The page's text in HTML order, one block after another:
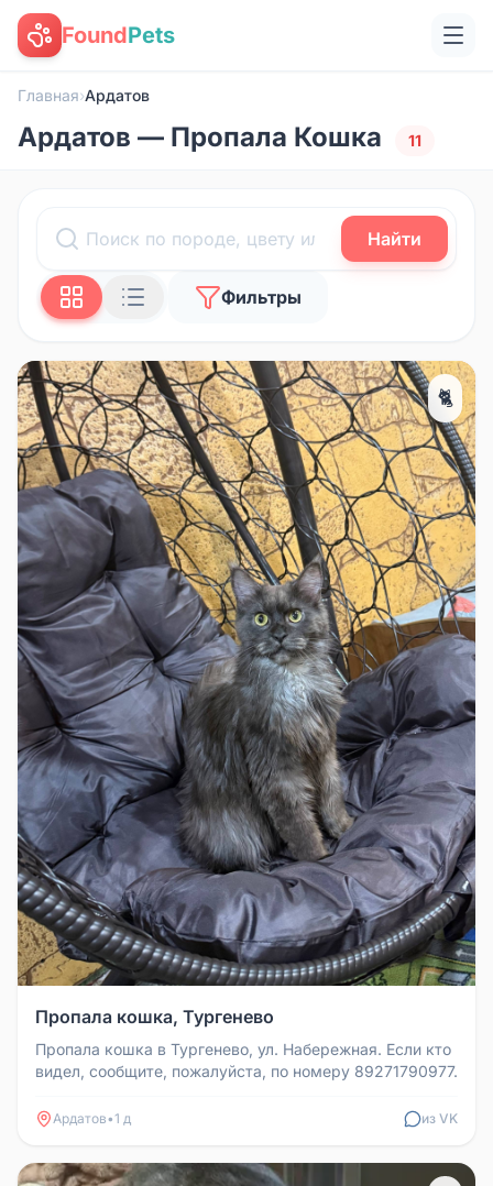
FoundPets
Главная›Ардатов
Ардатов — Пропала Кошка 11
Найти
Фильтры
🐈
Пропала кошка, Тургенево
Пропала кошка в Тургенево, ул. Набережная. Если кто
видел, сообщите, пожалуйста, по номеру 89271790977.
Ардатов•1 д из VK